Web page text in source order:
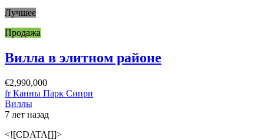
Лучшее
Продажа
Вилла в элитном районе
€2,990,000
fr Канны Парк Сипри
Виллы
7 лет назад
<![CDATA[]]>